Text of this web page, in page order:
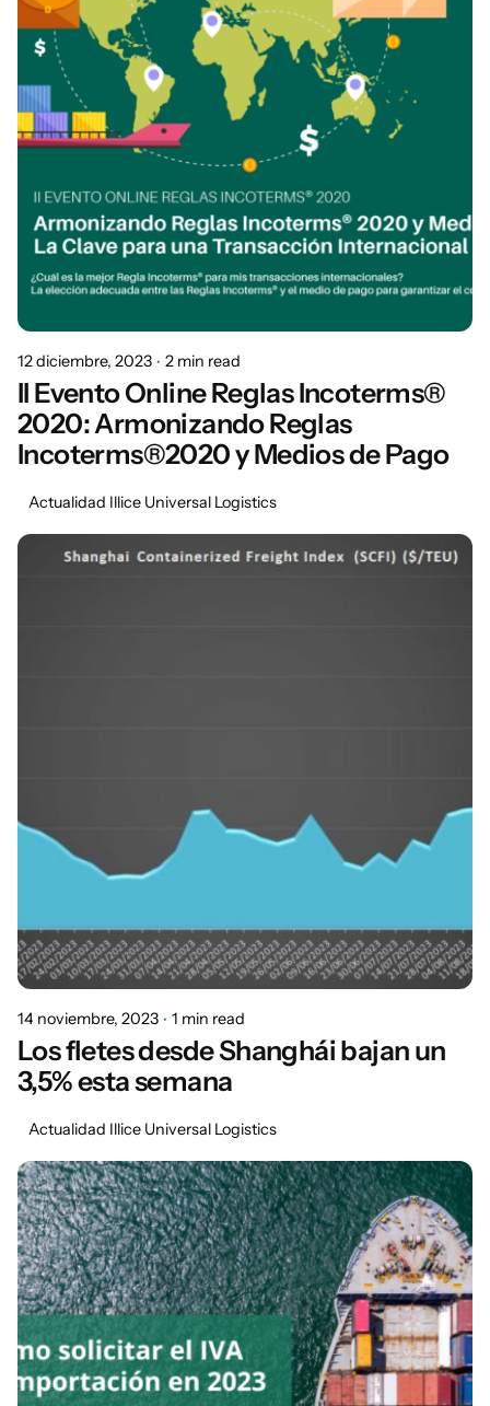
12 diciembre, 2023 2 min read
II Evento Online Reglas Incoterms®
2020: Armonizando Reglas
Incoterms®2020 y Medios de Pago
Actualidad Illice Universal Logistics
Posted by
14 noviembre, 2023 1 min read
Los fletes desde Shanghái bajan un
3,5% esta semana
Actualidad Illice Universal Logistics
Posted by
Marisa